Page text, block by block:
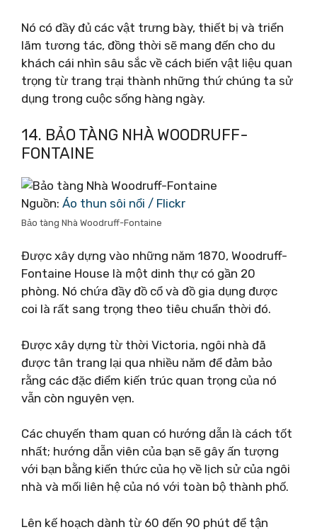
Nó có đầy đủ các vật trưng bày, thiết bị và triển
lãm tương tác, đồng thời sẽ mang đến cho du
khách cái nhìn sâu sắc về cách biến vật liệu quan
trọng từ trang trại thành những thứ chúng ta sử
dụng trong cuộc sống hàng ngày.
14. BẢO TÀNG NHÀ WOODRUFF-
FONTAINE
Nguồn: Áo thun sôi nổi / Flickr
Bảo tàng Nhà Woodruff-Fontaine
Được xây dựng vào những năm 1870, Woodruff-
Fontaine House là một dinh thự có gần 20
phòng. Nó chứa đầy đồ cổ và đồ gia dụng được
coi là rất sang trọng theo tiêu chuẩn thời đó.
Được xây dựng từ thời Victoria, ngôi nhà đã
được tân trang lại qua nhiều năm để đảm bảo
rằng các đặc điểm kiến ​​trúc quan trọng của nó
vẫn còn nguyên vẹn.
Các chuyến tham quan có hướng dẫn là cách tốt
nhất; hướng dẫn viên của bạn sẽ gây ấn tượng
với bạn bằng kiến ​​thức của họ về lịch sử của ngôi
nhà và mối liên hệ của nó với toàn bộ thành phố.
Lên kế hoạch dành từ 60 đến 90 phút để tận